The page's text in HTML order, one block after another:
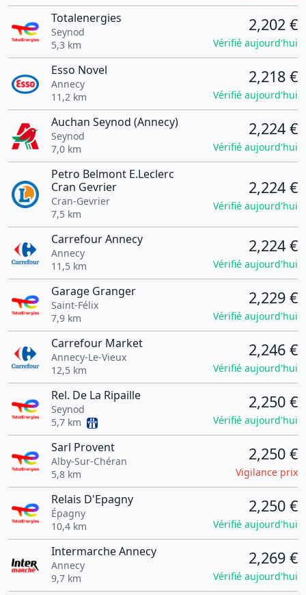
Totalenergies
Seynod
5,3 km
2,202 €
Vérifié aujourd'hui
Esso Novel
Annecy
11,2 km
2,218 €
Vérifié aujourd'hui
Auchan Seynod (Annecy)
Seynod
7,0 km
2,224 €
Vérifié aujourd'hui
Petro Belmont E.Leclerc
Cran Gevrier
Cran-Gevrier
7,5 km
2,224 €
Vérifié aujourd'hui
Carrefour Annecy
Annecy
11,5 km
2,224 €
Vérifié aujourd'hui
Garage Granger
Saint-Félix
7,9 km
2,229 €
Vérifié aujourd'hui
Carrefour Market
Annecy-Le-Vieux
12,5 km
2,246 €
Vérifié aujourd'hui
Rel. De La Ripaille
Seynod
5,7 km
2,250 €
Vérifié aujourd'hui
Sarl Provent
Alby-Sur-Chéran
5,8 km
2,250 €
Vigilance prix
Relais D'Epagny
Épagny
10,4 km
2,250 €
Vérifié aujourd'hui
Intermarche Annecy
Annecy
9,7 km
2,269 €
Vérifié aujourd'hui